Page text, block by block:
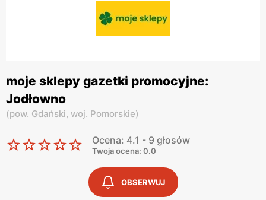
moje sklepy gazetki promocyjne:
Jodłowno
(pow. Gdański, woj. Pomorskie)
Ocena: 4.1 - 9 głosów
Twoja ocena: 0.0
OBSERWUJ